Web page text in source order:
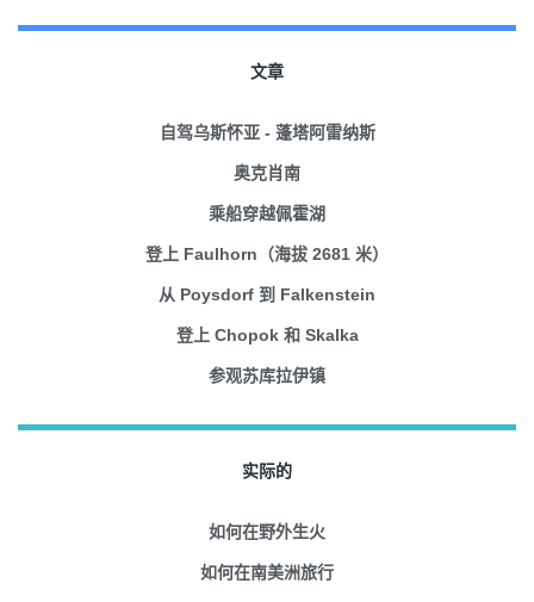
文章
自驾乌斯怀亚 - 蓬塔阿雷纳斯
奥克肖南
乘船穿越佩霍湖
登上 Faulhorn（海拔 2681 米）
从 Poysdorf 到 Falkenstein
登上 Chopok 和 Skalka
参观苏库拉伊镇
实际的
如何在野外生火
如何在南美洲旅行